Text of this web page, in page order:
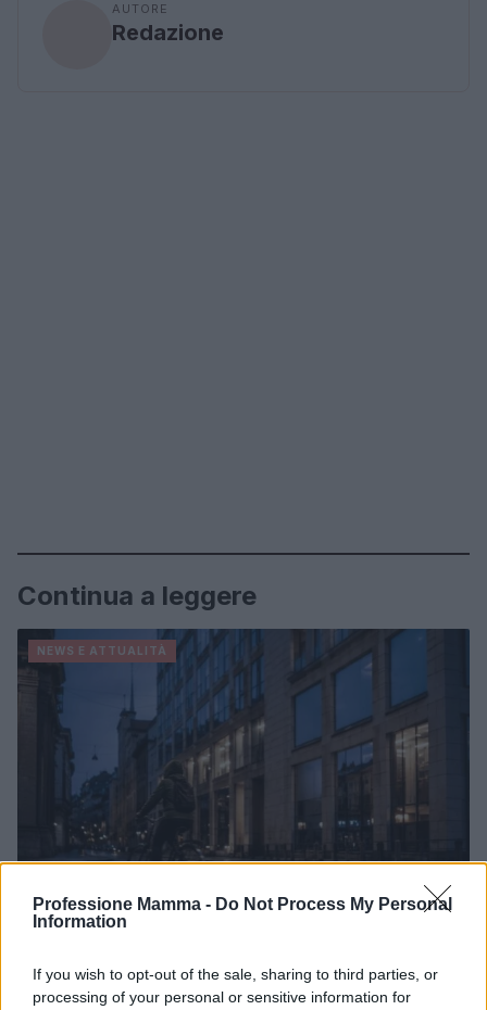
Professione Mamma - Do Not Process My Personal
Information
If you wish to opt-out of the sale, sharing to third parties, or
processing of your personal or sensitive information for
AUTORE
Redazione
Continua a leggere
NEWS E ATTUALITÀ
l’autunno 2026
Matteo Pellegrino · 6 Ago 2026